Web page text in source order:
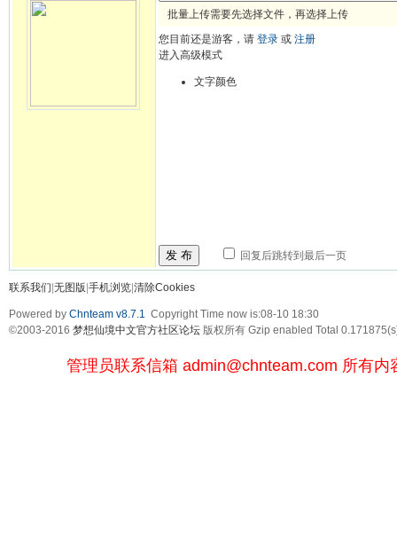
批量上传需要先选择文件，再选择上传
您目前还是游客，请 登录 或 注册
进入高级模式
文字颜色
发 布 回复后跳转到最后一页
联系我们 无图版 手机浏览 清除Cookies
Powered by Chnteam v8.7.1 Copyright Time now is:08-10 18:30
©2003-2016 梦想仙境中文官方社区论坛 版权所有 Gzip enabled Total
管理员联系信箱 admin@chnteam.com 所有内